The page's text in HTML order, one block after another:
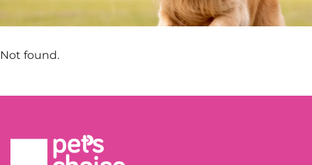
Not found.